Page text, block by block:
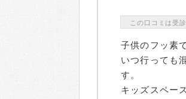
この口コミは受
子供のフッ素
いつ行っても
す。
キッズスペー